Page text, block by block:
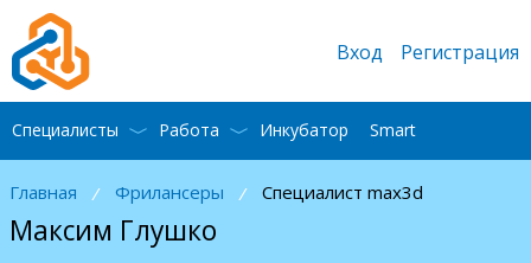
Главная / Фрилансеры / Специалист max3d
Максим Глушко
Вход Регистрация
Специалисты Работа Инкубатор Smart